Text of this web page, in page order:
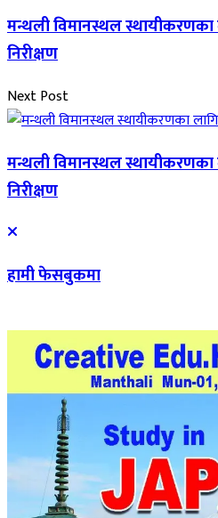
मन्थली विमानस्थल
निरीक्षण
Next Post
मन्थली विमानस्थल
निरीक्षण
हामी फेसबुकमा